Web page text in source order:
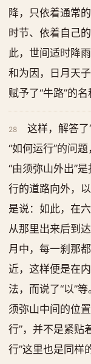
降，只依着通常
时节、依着自己
此，世间适时降
和为因，日月天
赋予了“牛路”的名
28
这样，解答
“如何运行”的问
“由须弥山外出”
行的道路向外，
是说：如此，在
从那里出来后到
月中，每一刹那
近，这样便是在
法，而说了“以”
须弥山中间的位
行”，并不是紧贴
行”这里也是同样